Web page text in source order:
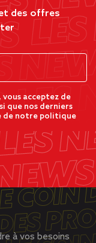
des offres
vous acceptez de
que nos derniers
de notre politique
à vos besoins